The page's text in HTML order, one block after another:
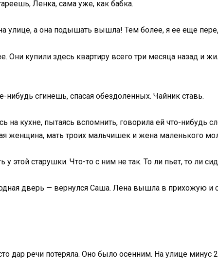
Ленка, сама уже, как бабка.
улице, а она подышать вышла! Тем более, я ее еще
Они купили здесь квартиру всего три месяца назад и
сгинешь, спасая обездоленных. Чайник ставь.
на кухне, пытаясь вспомнить, говорила ей что-нибудь
женщина, мать троих мальчишек и жена маленького
у этой старушки. Что-то с ним не так. То ли пьет, то ли
дверь — вернулся Саша. Лена вышла в прихожую и
дар речи потеряла. Оно было осенним. На улице минус